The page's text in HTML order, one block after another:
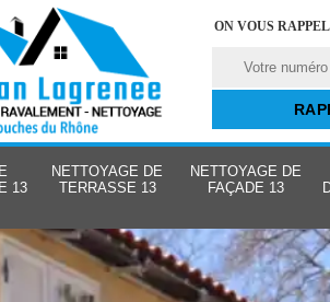
ON VOUS
13
NETTOYAGE DE
TERRASSE 13
NETTOYAGE DE
FAÇADE 13